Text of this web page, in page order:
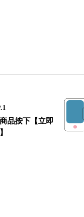
品按下【立即